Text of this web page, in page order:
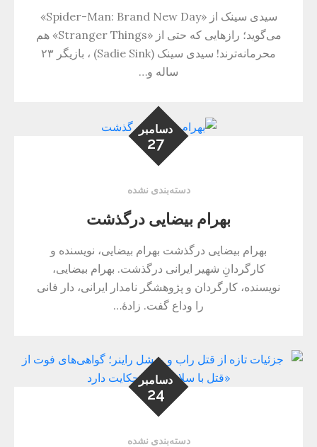
سیدی سینک از «Spider-Man: Brand New Day»
می‌گوید؛ رازهایی که حتی از «Stranger Things» هم
محرمانه‌ترند! سیدی سینک (Sadie Sink) ، بازیگر ۲۳
ساله و…
دسامبر
27
دسته‌بندی نشده
بهرام بیضایی درگذشت
بهرام بیضایی درگذشت بهرام بیضایی، نویسنده و
کارگردانِ شهیر ایرانی درگذشت. بهرام بیضایی،
نویسنده، کارگردان و پژوهشگر نامدار ایرانی، دار فانی
را وداع گفت. زادهٔ…
دسامبر
24
دسته‌بندی نشده